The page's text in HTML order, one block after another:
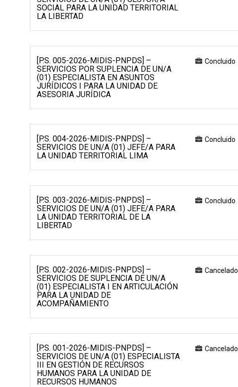
SOCIAL PARA LA UNIDAD TERRITORIAL
LA LIBERTAD
[P.S. 005-2026-MIDIS-PNPDS] –
SERVICIOS POR SUPLENCIA DE UN/A
(01) ESPECIALISTA EN ASUNTOS
JURÍDICOS I PARA LA UNIDAD DE
ASESORIA JURÍDICA
Concluido
[P.S. 004-2026-MIDIS-PNPDS] –
SERVICIOS DE UN/A (01) JEFE/A PARA
LA UNIDAD TERRITORIAL LIMA
Concluido
[P.S. 003-2026-MIDIS-PNPDS] –
SERVICIOS DE UN/A (01) JEFE/A PARA
LA UNIDAD TERRITORIAL DE LA
LIBERTAD
Concluido
[P.S. 002-2026-MIDIS-PNPDS] –
SERVICIOS DE SUPLENCIA DE UN/A
(01) ESPECIALISTA I EN ARTICULACIÓN
PARA LA UNIDAD DE
ACOMPAÑAMIENTO
Cancelado
[P.S. 001-2026-MIDIS-PNPDS] –
SERVICIOS DE UN/A (01) ESPECIALISTA
III EN GESTIÓN DE RECURSOS
HUMANOS PARA LA UNIDAD DE
RECURSOS HUMANOS
Cancelado